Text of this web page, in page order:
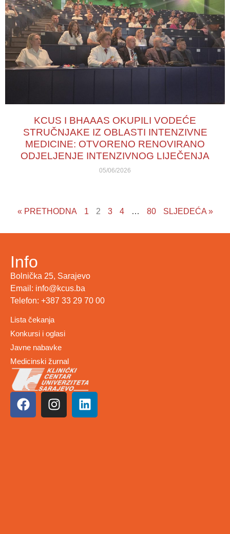
KCUS I BHAAAS OKUPILI VODEĆE
STRUČNJAKE IZ OBLASTI INTENZIVNE
MEDICINE: OTVORENO RENOVIRANO
ODJELJENJE INTENZIVNOG LIJEČENJA
05/06/2026
« PRETHODNA 1 2 3 4 … 80 SLJEDEĆA »
Info
Bolnička 25, Sarajevo
Email: info@kcus.ba
Telefon: +387 33 29 70 00
Lista čekanja
Konkursi i oglasi
Javne nabavke
Medicinski žurnal